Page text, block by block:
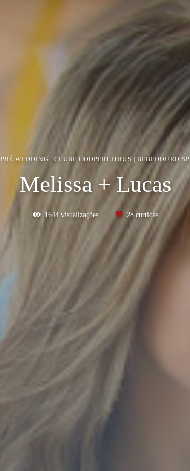
PRÉ WEDDING CLUBE COOPERCITRUS | BEBEDOURO SP
Melissa + Lucas
1644visualizações 28curtidas